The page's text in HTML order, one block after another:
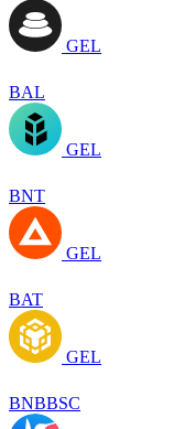
GEL
BAL
GEL
BNT
GEL
BAT
GEL
BNBBSC